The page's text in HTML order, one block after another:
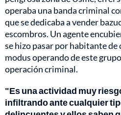
operaba una banda criminal
que se dedicaba a vender
escombros. Un agente
se hizo pasar por habitante de
modus operando de este
operación criminal.
"Es una actividad muy
infiltrando ante cualquier